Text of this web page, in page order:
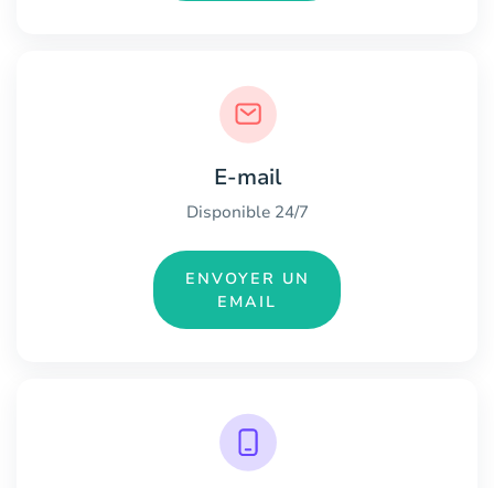
E-mail
Disponible 24/7
ENVOYER UN
EMAIL